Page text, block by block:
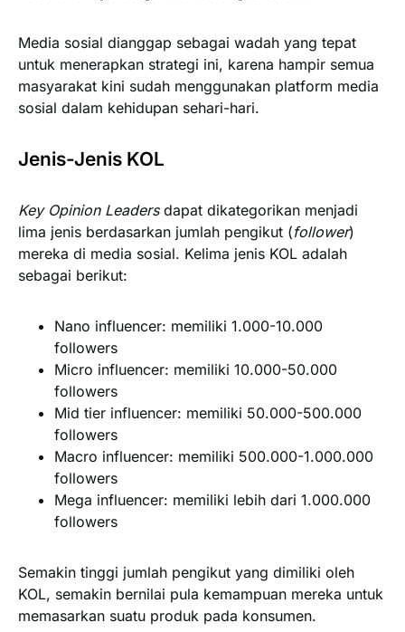
Media sosial dianggap sebagai wadah yang tepat
untuk menerapkan strategi ini, karena hampir semua
masyarakat kini sudah menggunakan platform media
sosial dalam kehidupan sehari-hari.
Jenis-Jenis KOL
Key Opinion Leadersdapat dikategorikan menjadi
lima jenis berdasarkan jumlah pengikut (follower)
mereka di media sosial. Kelima jenis KOL adalah
sebagai berikut:
Nano influencer: memiliki 1.000-10.000
followers
Micro influencer: memiliki 10.000-50.000
followers
Mid tier influencer: memiliki 50.000-500.000
followers
Macro influencer: memiliki 500.000-1.000.000
followers
Mega influencer: memiliki lebih dari 1.000.000
followers
Semakin tinggi jumlah pengikut yang dimiliki oleh
KOL, semakin bernilai pula kemampuan mereka untuk
memasarkan suatu produk pada konsumen.